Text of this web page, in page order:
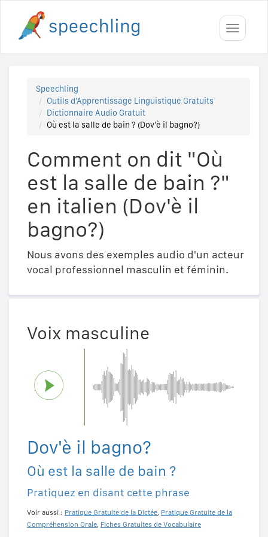
Toggle
Speechling
Outils d'Apprentissage Linguistique Gratuits
Dictionnaire Audio Gratuit
Où est la salle de bain ? (Dov'è il bagno?)
Comment on dit "Où
est la salle de bain ?"
en italien (Dov'è il
bagno?)
Nous avons des exemples audio d'un acteur
vocal professionnel masculin et féminin.
Voix masculine
Dov'è il bagno?
Où est la salle de bain ?
Pratiquez en disant cette phrase
Voir aussi : Pratique Gratuite de la Dictée, Pratique Gratuite de la
Compréhension Orale, Fiches Gratuites de Vocabulaire